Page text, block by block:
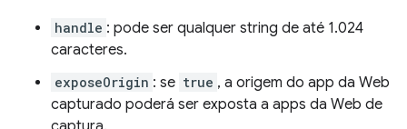
handle : pode ser qualquer string de até 1.024
caracteres.
exposeOrigin : se true , a origem do app da Web
capturado poderá ser exposta a apps da Web de